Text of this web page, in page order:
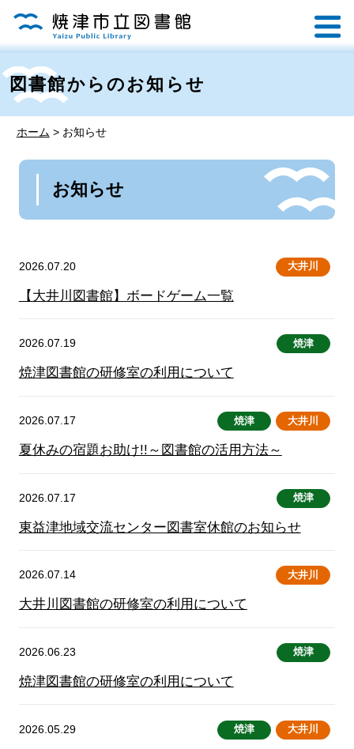
図書館からのお知らせ
ホーム > お知らせ
お知らせ
2026.07.20 大井川
【大井川図書館】ボードゲーム一覧
2026.07.19 焼津
焼津図書館の研修室の利用について
2026.07.17 焼津 大井川
夏休みの宿題お助け!!～図書館の活用方法～
2026.07.17 焼津
東益津地域交流センター図書室休館のお知らせ
2026.07.14 大井川
大井川図書館の研修室の利用について
2026.06.23 焼津
焼津図書館の研修室の利用について
2026.05.29 焼津 大井川